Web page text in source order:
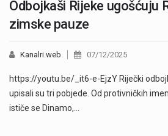
Odbojkaši Rijeke ugošćuju
zimske pauze
Kanalri.web 07/12/2025
https://youtu.be/_it6-e-EjzY Riječki
upisali su tri pobjede. Od protivničkih
ističe se Dinamo,…